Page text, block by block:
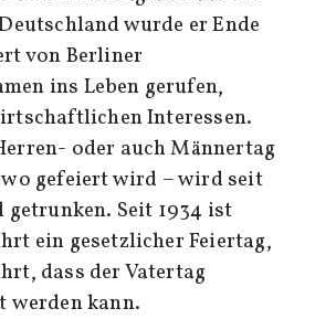
wurde er Ende
von Berliner
ins Leben gerufen,
Interessen.
oder auch Männertag
wo gefeiert wird – wird seit
Seit 1934 ist
ein gesetzlicher Feiertag,
dass der Vatertag
werden kann.